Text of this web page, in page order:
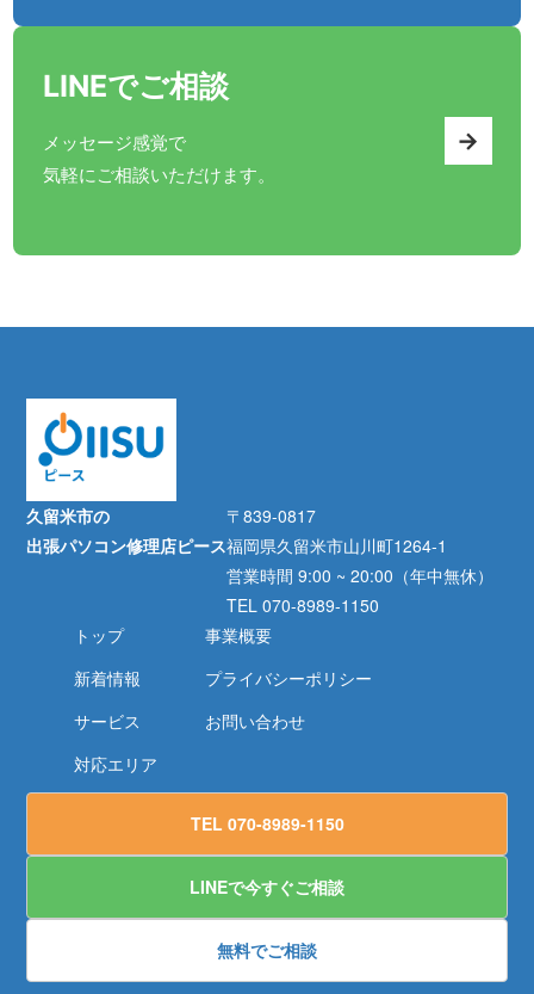
LINEでご相談
メッセージ感覚で
気軽にご相談いただけます。
→
久留米市の
出張パソコン修理店ピース
〒839-0817
福岡県久留米市山川町1264-1
営業時間 9:00 ~ 20:00（年中無休）
TEL 070-8989-1150
トップ
新着情報
サービス
対応エリア
事業概要
プライバシーポリシー
お問い合わせ
TEL 070-8989-1150
LINEで今すぐご相談
無料でご相談